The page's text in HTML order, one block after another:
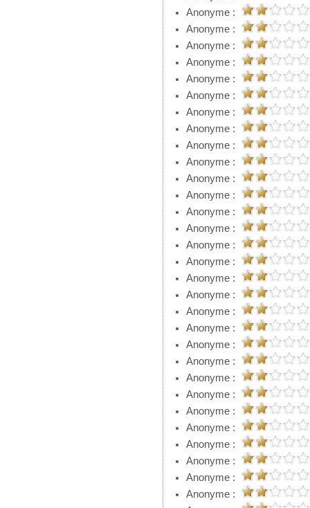
Anonyme :
Anonyme :
Anonyme :
Anonyme :
Anonyme :
Anonyme :
Anonyme :
Anonyme :
Anonyme :
Anonyme :
Anonyme :
Anonyme :
Anonyme :
Anonyme :
Anonyme :
Anonyme :
Anonyme :
Anonyme :
Anonyme :
Anonyme :
Anonyme :
Anonyme :
Anonyme :
Anonyme :
Anonyme :
Anonyme :
Anonyme :
Anonyme :
Anonyme :
Anonyme :